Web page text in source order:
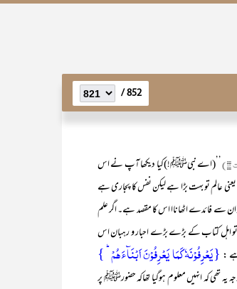
852 /
’’(اے نبیﷺ!)کیا دیکھا آپ نے اس
عالم تو بہت بڑا ہے لیکن نفس کا پجاری ہے
ان سے فائدے اٹھاناا اس کا مقصد ہے۔ اگر علم
تو اہل کتاب کے بڑے بڑے احبار و رہبان اس
: {یَعۡرِفُوۡنَہٗ کَمَا یَعۡرِفُوۡنَ اَبۡنَآءَہُمۡ ؕ }
یہ تھی کہ انہیں معلوم ہوگیا تھاکہ حضورﷺ پر